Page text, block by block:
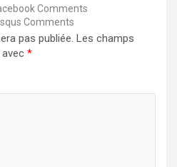
Comments
Comments
pas publiée. Les champs
*